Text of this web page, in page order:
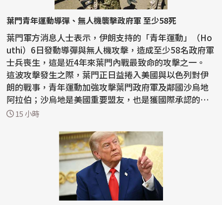
葉門青年運動導彈、無人機襲擊政府軍 至少58死
葉門軍方消息人士表示，伊朗支持的「青年運動」（Ho
uthi）6日發動導彈與無人機攻擊，造成至少58名政府軍
士兵喪生，這是近4年來葉門內戰最致命的攻擊之一。
這波攻擊發生之際，葉門正日益捲入美國與以色列對伊
朗的戰事，青年運動加強攻擊葉門政府軍及鄰國沙烏地
阿拉伯；沙烏地是美國重要盟友，也是獲國際承認的葉
門...15 小時